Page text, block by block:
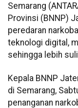
Semarang
Provinsi (BNNP)
peredaran
teknologi digital,
sehingga lebih
Kepala BNNP
di Semarang,
penanganan